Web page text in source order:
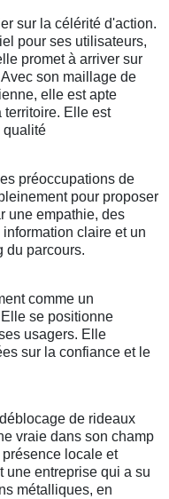
sur la célérité d'action.
pour ses utilisateurs,
promet à arriver sur
son maillage de
elle est apte
territoire. Elle est
qualité
préoccupations de
pour proposer
une empathie, des
claire et un
du parcours.
comme un
se positionne
usagers. Elle
sur la confiance et le
de rideaux
vraie dans son champ
locale et
une entreprise qui a su
métalliques, en